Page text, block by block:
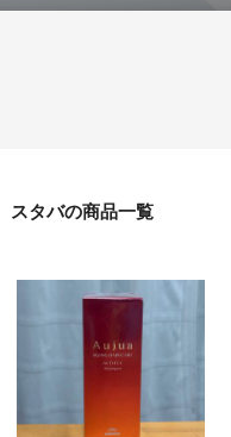
スタバの商品一覧